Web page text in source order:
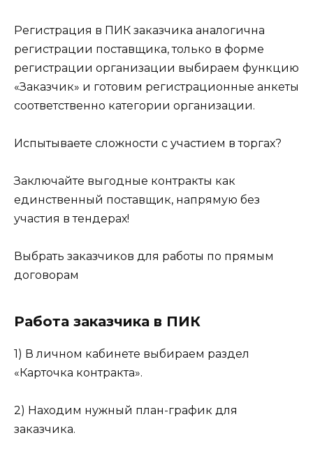
Регистрация в ПИК заказчика аналогична
регистрации поставщика, только в форме
регистрации организации выбираем функцию
«Заказчик» и готовим регистрационные анкеты
соответственно категории организации.
Испытываете сложности с участием в торгах?
Заключайте выгодные контракты как
единственный поставщик, напрямую без
участия в тендерах!
Выбрать заказчиков для работы по прямым
договорам
Работа заказчика в ПИК
1) В личном кабинете выбираем раздел
«Карточка контракта».
2) Находим нужный план-график для
заказчика.